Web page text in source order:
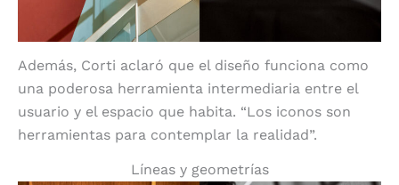
Además, Corti aclaró que el diseño funciona como
una poderosa herramienta intermediaria entre el
usuario y el espacio que habita. “Los iconos son
herramientas para contemplar la realidad”.
Líneas y geometrías